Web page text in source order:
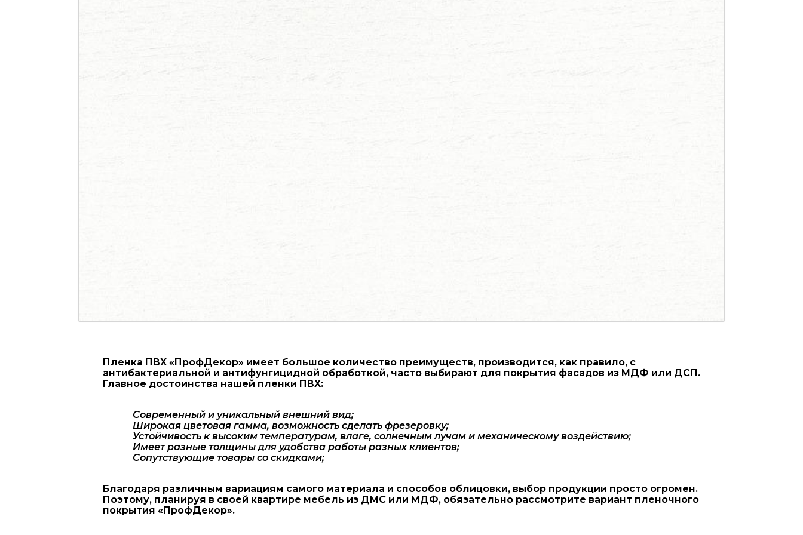
Пленка ПВХ «ПрофДекор» имеет большое количество преимуществ, производится, как правило, с
антибактериальной и антифунгицидной обработкой, часто выбирают для покрытия фасадов из МДФ или ДСП.
Главное достоинства нашей пленки ПВХ:
Современный и уникальный внешний вид;
Широкая цветовая гамма, возможность сделать фрезеровку;
Устойчивость к высоким температурам, влаге, солнечным лучам и механическому воздействию;
Имеет разные толщины для удобства работы разных клиентов;
Сопутствующие товары со скидками;
Благодаря различным вариациям самого материала и способов облицовки, выбор продукции просто огромен.
Поэтому, планируя в своей квартире мебель из ДМС или МДФ, обязательно рассмотрите вариант пленочного
покрытия «ПрофДекор».